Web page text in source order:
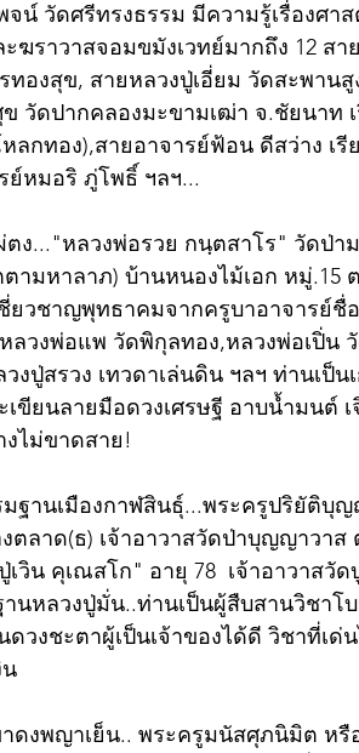
น์ วัดศรีทรงธรรม มีความรู้เรื่องศา
ราวาสจอมขมังเวทย์มากถึง 12 ส
ทองสุข, สายหลวงปู่เอี่ยม วัดสะพาน
วัดปากคลองมะขามเฒ่า จ.ชัยนาท
ลกทอง),สายอาจารย์ฟ้อน ดีสว่าง เ
ย์หมอริ ภู่โพธิ์ ฯลฯ...
ตง..."หลวงพ่อรวย กนฺตสาโร" วัดป่
ามหาลาภ) บ้านหนองไม้เอก หมู่.15
ยวชาญพุทธาคมจากครูบาอาจารย์ชื่
วงพ่อแพ วัดพิกุลทอง,หลวงพ่อเปิ่น
งปู่สรวง เทวดาเล่นดิน ฯลฯ ท่านเป็
ขียนลายมือดวงเศรษฐี อาบน้ำมนต์
ไม่ขาดสาย!
ฐานเมืองกาฬสินธุ์...พระครูปริยัติบุ
ตลาด(ธ) เจ้าอาวาสวัดป่าบุญญาวาส
วิน คุเณสโก" อายุ 78  เจ้าอาวาสวั
นหลวงปู่มั่น..ท่านเป็นผู้สืบสานวิชา
วงชะตาผู้เป็นเจ้าของได้ดี วิชาที่เด่
ดงพญาเย็น.. พระครูมนัสศุภนิมิต หรื